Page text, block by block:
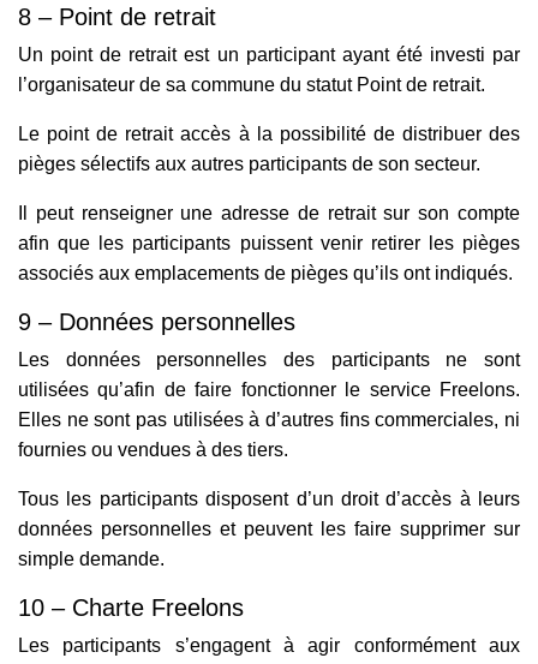
8 – Point de retrait
Un point de retrait est un participant ayant été investi par
l’organisateur de sa commune du statut Point de retrait.
Le point de retrait accès à la possibilité de distribuer des
pièges sélectifs aux autres participants de son secteur.
Il peut renseigner une adresse de retrait sur son compte
afin que les participants puissent venir retirer les pièges
associés aux emplacements de pièges qu’ils ont indiqués.
9 – Données personnelles
Les données personnelles des participants ne sont
utilisées qu’afin de faire fonctionner le service Freelons.
Elles ne sont pas utilisées à d’autres fins commerciales, ni
fournies ou vendues à des tiers.
Tous les participants disposent d’un droit d’accès à leurs
données personnelles et peuvent les faire supprimer sur
simple demande.
10 – Charte Freelons
Les participants s’engagent à agir conformément aux